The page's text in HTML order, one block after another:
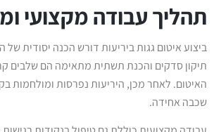
תהליך עבודה מקצועי
ביצוע איטום גגות ביריעות דורש הכנה יסודית של
תיקון סדקים והכנת תשתית מתאימה הם שלבים
האיטום. לאחר מכן, היריעות נפרסות ומולחמות
שכבה אחידה.